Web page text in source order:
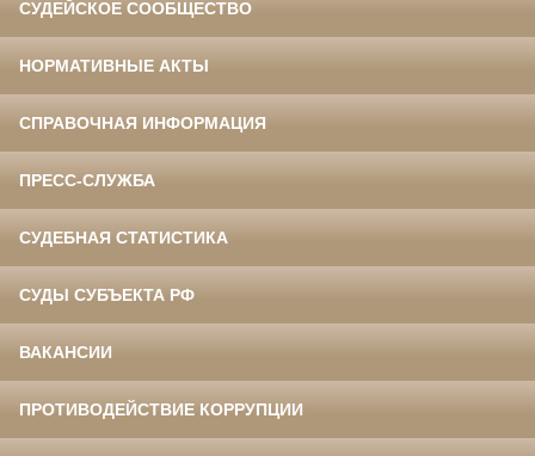
СУДЕЙСКОЕ СООБЩЕСТВО
НОРМАТИВНЫЕ АКТЫ
СПРАВОЧНАЯ ИНФОРМАЦИЯ
ПРЕСС-СЛУЖБА
СУДЕБНАЯ СТАТИСТИКА
СУДЫ СУБЪЕКТА РФ
ВАКАНСИИ
ПРОТИВОДЕЙСТВИЕ КОРРУПЦИИ